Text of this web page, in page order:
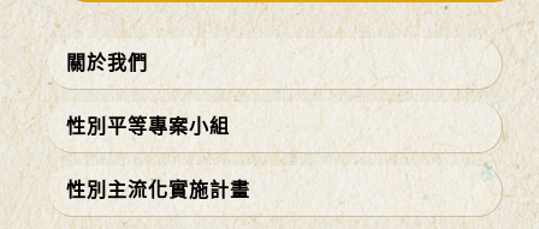
關於我們
性別平等專案小組
性別主流化實施計畫